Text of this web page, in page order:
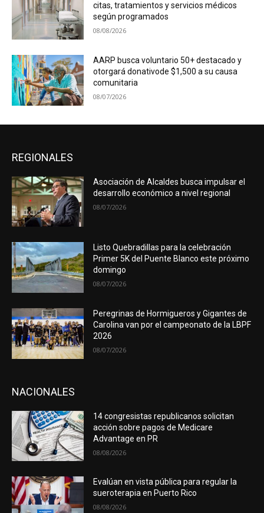
citas, tratamientos y servicios médicos
según programados
08/08/2026
AARP busca voluntario 50+ destacado y
otorgará donativode $1,500 a su causa
comunitaria
08/07/2026
REGIONALES
Asociación de Alcaldes busca impulsar el
desarrollo económico a nivel regional
08/07/2026
Listo Quebradillas para la celebración
Primer 5K del Puente Blanco este próximo
domingo
08/07/2026
Peregrinas de Hormigueros y Gigantes de
Carolina van por el campeonato de la LBPF
2026
08/07/2026
NACIONALES
14 congresistas republicanos solicitan
acción sobre pagos de Medicare
Advantage en PR
08/08/2026
Evalúan en vista pública para regular la
sueroterapia en Puerto Rico
08/08/2026